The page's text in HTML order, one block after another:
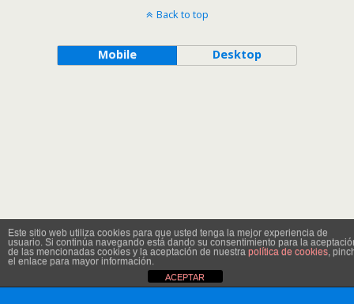
Back to top
Mobile Desktop
Este sitio web utiliza cookies para que usted tenga la mejor experiencia de
usuario. Si continúa navegando está dando su consentimiento para la
de las mencionadas cookies y la aceptación de nuestra política de cookies,
el enlace para mayor información.
ACEPTAR